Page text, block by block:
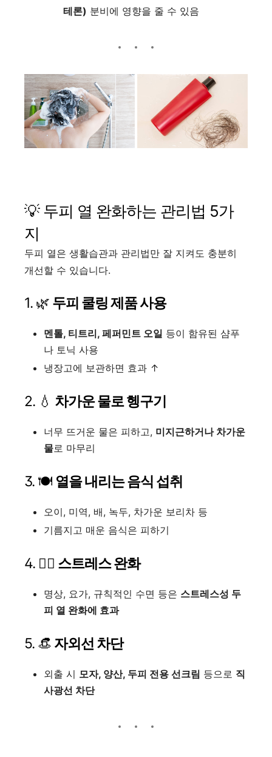
테론) 분비에 영향을 줄 수 있음
💡 두피 열 완화하는 관리법 5가
지
두피 열은 생활습관과 관리법만 잘 지켜도 충분히
개선할 수 있습니다.
1. 🌿 두피 쿨링 제품 사용
멘톨, 티트리, 페퍼민트 오일 등이 함유된 샴푸
나 토닉 사용
냉장고에 보관하면 효과 ↑
2. 💧 차가운 물로 헹구기
너무 뜨거운 물은 피하고, 미지근하거나 차가운
물로 마무리
3. 🍽 열을 내리는 음식 섭취
오이, 미역, 배, 녹두, 차가운 보리차 등
기름지고 매운 음식은 피하기
4. 🧘‍♀️ 스트레스 완화
명상, 요가, 규칙적인 수면 등은 스트레스성 두
피 열 완화에 효과
5. 👒 자외선 차단
외출 시 모자, 양산, 두피 전용 선크림 등으로 직
사광선 차단